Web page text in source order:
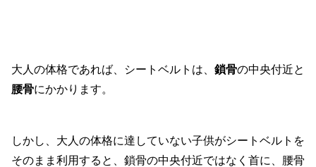
大人の体格であれば、シートベルトは、 鎖骨の中央付近と
腰骨にかかります。
しかし、大人の体格に達していない子供がシートベルトを
そのまま利用すると、鎖骨の中央付近ではなく首に、腰骨